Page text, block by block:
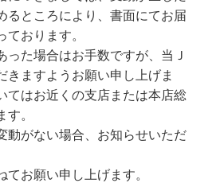
るところにより、書面にてお届
ております。
った場合はお手数ですが、当Ｊ
きますようお願い申し上げま
てはお近くの支店または本店総
す。
動がない場合、お知らせいただ
てお願い申し上げます。